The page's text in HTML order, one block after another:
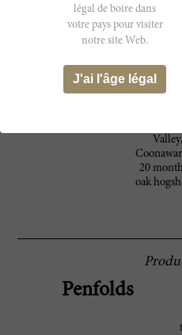
chiseled
at the
in the
stony
flavors
spicy
20
oak
Penfolds
légal de boire dans
votre pays pour visiter
notre site Web.
J'ai l'âge légal